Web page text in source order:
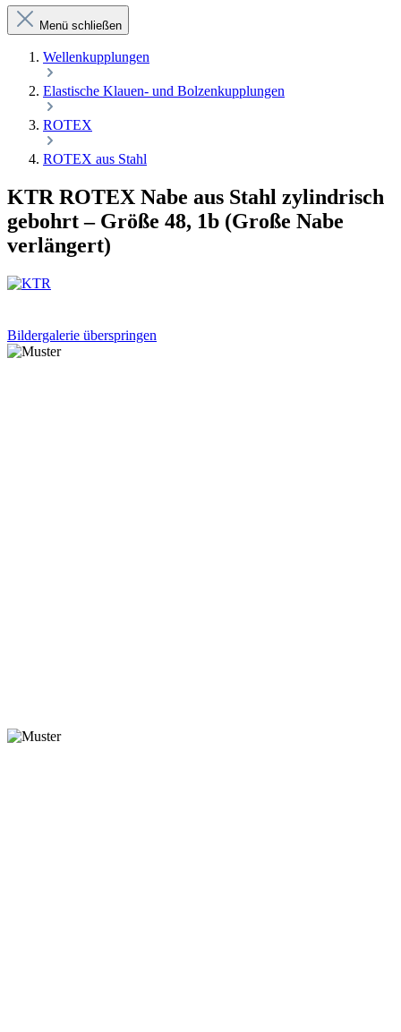
Menü schließen
Wellenkupplungen
Elastische Klauen- und Bolzenkupplungen
ROTEX
ROTEX aus Stahl
KTR ROTEX Nabe aus Stahl zylindrisch
gebohrt – Größe 48, 1b (Große Nabe
verlängert)
Bildergalerie überspringen